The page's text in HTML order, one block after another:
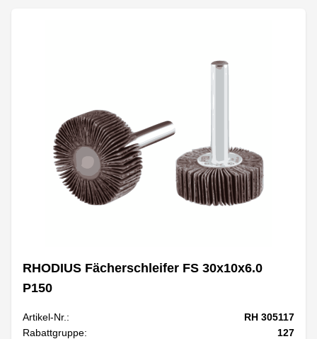
RHODIUS Fächerschleifer FS 30x10x6.0
P150
Artikel-Nr.:
RH 305117
Rabattgruppe:
127